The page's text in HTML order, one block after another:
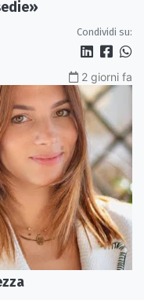
Condividi su:
2 giorni fa